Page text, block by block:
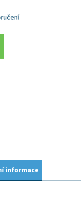
informace